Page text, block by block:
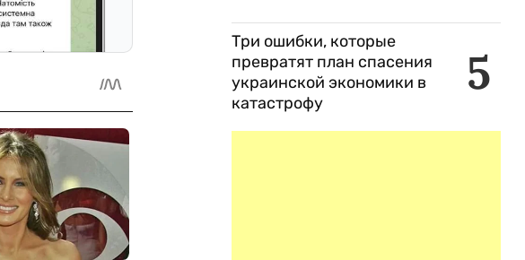
5
Три ошибки, которые
превратят план спасения
украинской экономики в
катастрофу